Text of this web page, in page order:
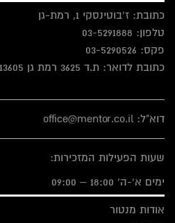
כתובת: ז'בוטינסקי 1, רמת-גן
טלפון: 03-5291888
פקס: 03-5290526
כתובת לדואר: ת.ד 3625 רמת גן 5213605
דוא"ל: office@mentor.co.il
שעות הפעילות המזכירות:
ימים א'-ה' 18:00 – 09:00
אודות מנטור